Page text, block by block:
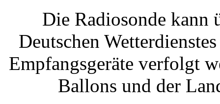
Die Radiosonde kann
Deutschen
Empfangsgeräte verfolgt
Ballons und der